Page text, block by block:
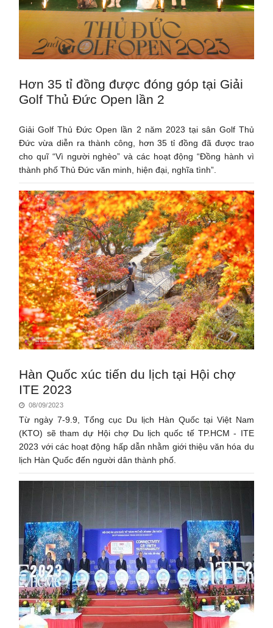
Hơn 35 tỉ đồng được đóng góp tại Giải
Golf Thủ Đức Open lần 2
Giải Golf Thủ Đức Open lần 2 năm 2023 tại sân Golf Thủ
Đức vừa diễn ra thành công, hơn 35 tỉ đồng đã được trao
cho quĩ “Vì người nghèo” và các hoạt động “Đồng hành vì
thành phố Thủ Đức văn minh, hiện đại, nghĩa tình”.
Hàn Quốc xúc tiến du lịch tại Hội chợ
ITE 2023
08/09/2023
Từ ngày 7-9.9, Tổng cục Du lịch Hàn Quốc tại Việt Nam
(KTO) sẽ tham dự Hội chợ Du lịch quốc tế TP.HCM - ITE
2023 với các hoạt động hấp dẫn nhằm giới thiệu văn hóa du
lịch Hàn Quốc đến người dân thành phố.